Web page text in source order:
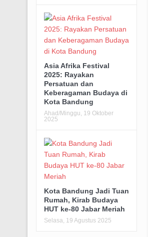
Asia Afrika Festival
2025: Rayakan
Persatuan dan
Keberagaman Budaya di
Kota Bandung
Ahad/Minggu, 19 Oktober
2025
Kota Bandung Jadi Tuan
Rumah, Kirab Budaya
HUT ke-80 Jabar Meriah
Selasa, 19 Agustus 2025